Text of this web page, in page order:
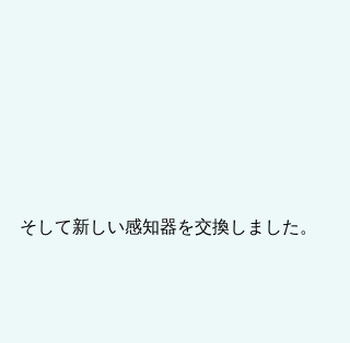
そして新しい感知器を交換しました。